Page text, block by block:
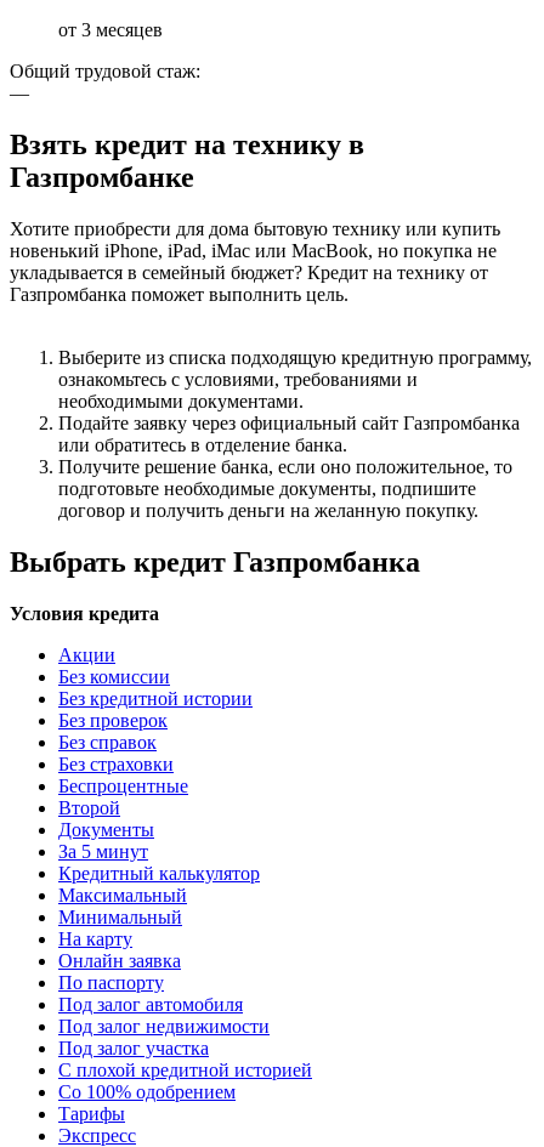
от 3 месяцев
Общий трудовой стаж:
—
Взять кредит на технику в
Газпромбанке
Хотите приобрести для дома бытовую технику или купить
новенький iPhone, iPad, iMac или MacBook, но покупка не
укладывается в семейный бюджет? Кредит на технику от
Газпромбанка поможет выполнить цель.
Выберите из списка подходящую кредитную программу,
ознакомьтесь с условиями, требованиями и
необходимыми документами.
Подайте заявку через официальный сайт Газпромбанка
или обратитесь в отделение банка.
Получите решение банка, если оно положительное, то
подготовьте необходимые документы, подпишите
договор и получить деньги на желанную покупку.
Выбрать кредит Газпромбанка
Условия кредита
Акции
Без комиссии
Без кредитной истории
Без проверок
Без справок
Без страховки
Беспроцентные
Второй
Документы
За 5 минут
Кредитный калькулятор
Максимальный
Минимальный
На карту
Онлайн заявка
По паспорту
Под залог автомобиля
Под залог недвижимости
Под залог участка
С плохой кредитной историей
Со 100% одобрением
Тарифы
Экспресс